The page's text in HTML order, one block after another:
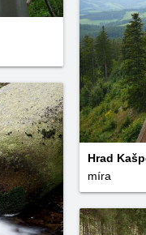
Hrad
míra